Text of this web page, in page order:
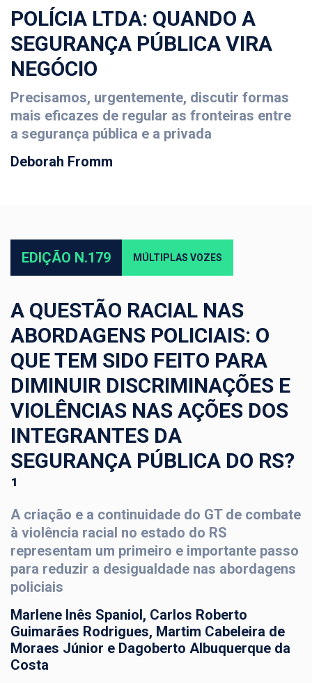
POLÍCIA LTDA: QUANDO A
SEGURANÇA PÚBLICA VIRA
NEGÓCIO
Precisamos, urgentemente, discutir formas
mais eficazes de regular as fronteiras entre
a segurança pública e a privada
Deborah Fromm
EDIÇÃO N.179 MÚLTIPLAS VOZES
A QUESTÃO RACIAL NAS
ABORDAGENS POLICIAIS: O
QUE TEM SIDO FEITO PARA
DIMINUIR DISCRIMINAÇÕES E
VIOLÊNCIAS NAS AÇÕES DOS
INTEGRANTES DA
SEGURANÇA PÚBLICA DO RS?
¹
A criação e a continuidade do GT de combate
à violência racial no estado do RS
representam um primeiro e importante passo
para reduzir a desigualdade nas abordagens
policiais
Marlene Inês Spaniol, Carlos Roberto
Guimarães Rodrigues, Martim Cabeleira de
Moraes Júnior e Dagoberto Albuquerque da
Costa